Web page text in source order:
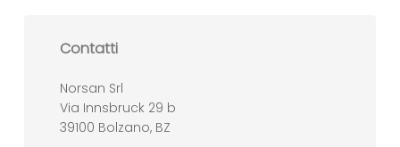
Contatti
Norsan Srl
Via Innsbruck 29 b
39100 Bolzano, BZ